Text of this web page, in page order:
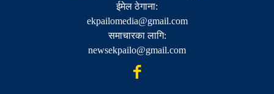
ईमेल ठेगाना:
ekpailomedia@gmail.com
समाचारका लागि:
newsekpailo@gmail.com